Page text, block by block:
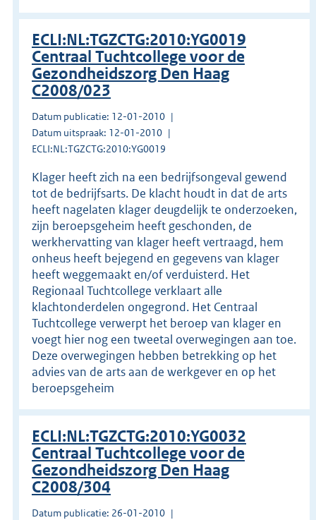
ECLI:NL:TGZCTG:2010:YG0019
Centraal Tuchtcollege voor de
Gezondheidszorg Den Haag
C2008/023
Datum publicatie: 12-01-2010
Datum uitspraak: 12-01-2010
ECLI:NL:TGZCTG:2010:YG0019
Klager heeft zich na een bedrijfsongeval gewend
tot de bedrijfsarts. De klacht houdt in dat de arts
heeft nagelaten klager deugdelijk te onderzoeken,
zijn beroepsgeheim heeft geschonden, de
werkhervatting van klager heeft vertraagd, hem
onheus heeft bejegend en gegevens van klager
heeft weggemaakt en/of verduisterd. Het
Regionaal Tuchtcollege verklaart alle
klachtonderdelen ongegrond. Het Centraal
Tuchtcollege verwerpt het beroep van klager en
voegt hier nog een tweetal overwegingen aan toe.
Deze overwegingen hebben betrekking op het
advies van de arts aan de werkgever en op het
beroepsgeheim
ECLI:NL:TGZCTG:2010:YG0032
Centraal Tuchtcollege voor de
Gezondheidszorg Den Haag
C2008/304
Datum publicatie: 26-01-2010